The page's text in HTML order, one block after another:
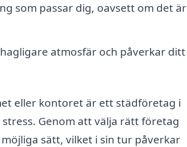
som passar dig, oavsett om det är
atmosfär och påverkar ditt
eller kontoret är ett städföretag i
Genom att välja rätt företag
sätt, vilket i sin tur påverkar